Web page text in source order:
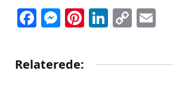
Facebook
Messenger
Pinterest
LinkedIn
Copy
Relaterede: